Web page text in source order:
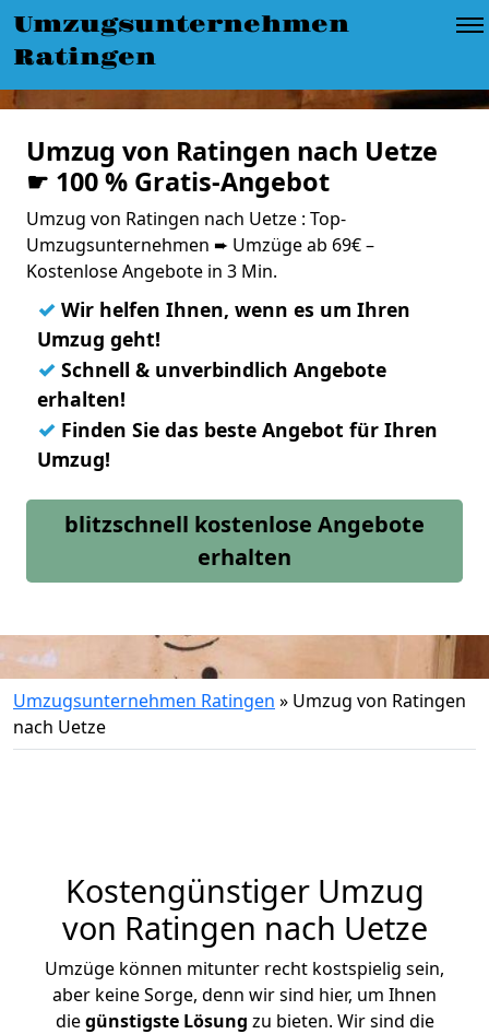
Umzugsunternehmen
Ratingen
Umzug von Ratingen nach Uetze
☛ 100 % Gratis-Angebot
Umzug von Ratingen nach Uetze : Top-
Umzugsunternehmen ➨ Umzüge ab 69€ –
Kostenlose Angebote in 3 Min.
✓ Wir helfen Ihnen, wenn es um Ihren
Umzug geht!
✓ Schnell & unverbindlich Angebote
erhalten!
✓ Finden Sie das beste Angebot für Ihren
Umzug!
blitzschnell kostenlose Angebote
erhalten
Umzugsunternehmen Ratingen » Umzug von Ratingen
nach Uetze
Kostengünstiger Umzug
von Ratingen nach Uetze
Umzüge können mitunter recht kostspielig sein,
aber keine Sorge, denn wir sind hier, um Ihnen
diegünstigste Lösung zu bieten. Wir sind die